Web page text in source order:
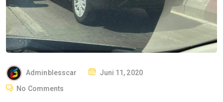
Adminblesscar Juni 11, 2020
No Comments